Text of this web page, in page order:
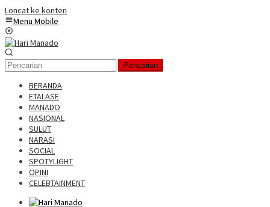
Loncat ke konten
Menu Mobile
Pencarian
BERANDA
ETALASE
MANADO
NASIONAL
SULUT
NARASI
SOCIAL
SPOTYLIGHT
OPINI
CELEBTAINMENT